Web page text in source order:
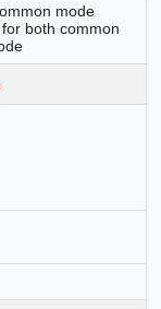
mode
both common